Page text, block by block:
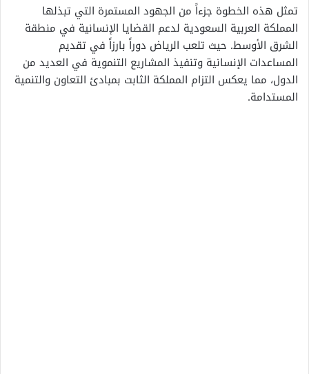
تمثل هذه الخطوة جزءاً من الجهود المستمرة التي تبذلها
المملكة العربية السعودية لدعم القضايا الإنسانية في منطقة
الشرق الأوسط. حيث تلعب الرياض دوراً بارزاً في تقديم
المساعدات الإنسانية وتنفيذ المشاريع التنموية في العديد من
الدول، مما يعكس التزام المملكة الثابت بمبادئ التعاون والتنمية
المستدامة.